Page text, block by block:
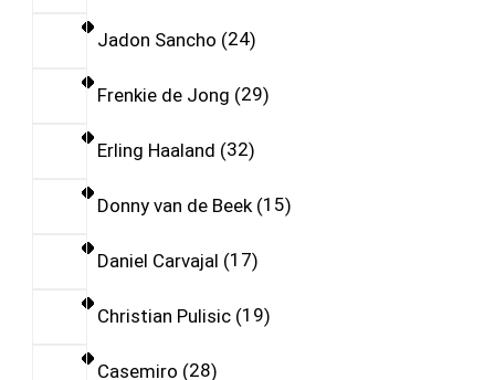
Jadon Sancho 24
Frenkie de Jong 29
Erling Haaland 32
Donny van de Beek 15
Daniel Carvajal 17
Christian Pulisic 19
Casemiro 28